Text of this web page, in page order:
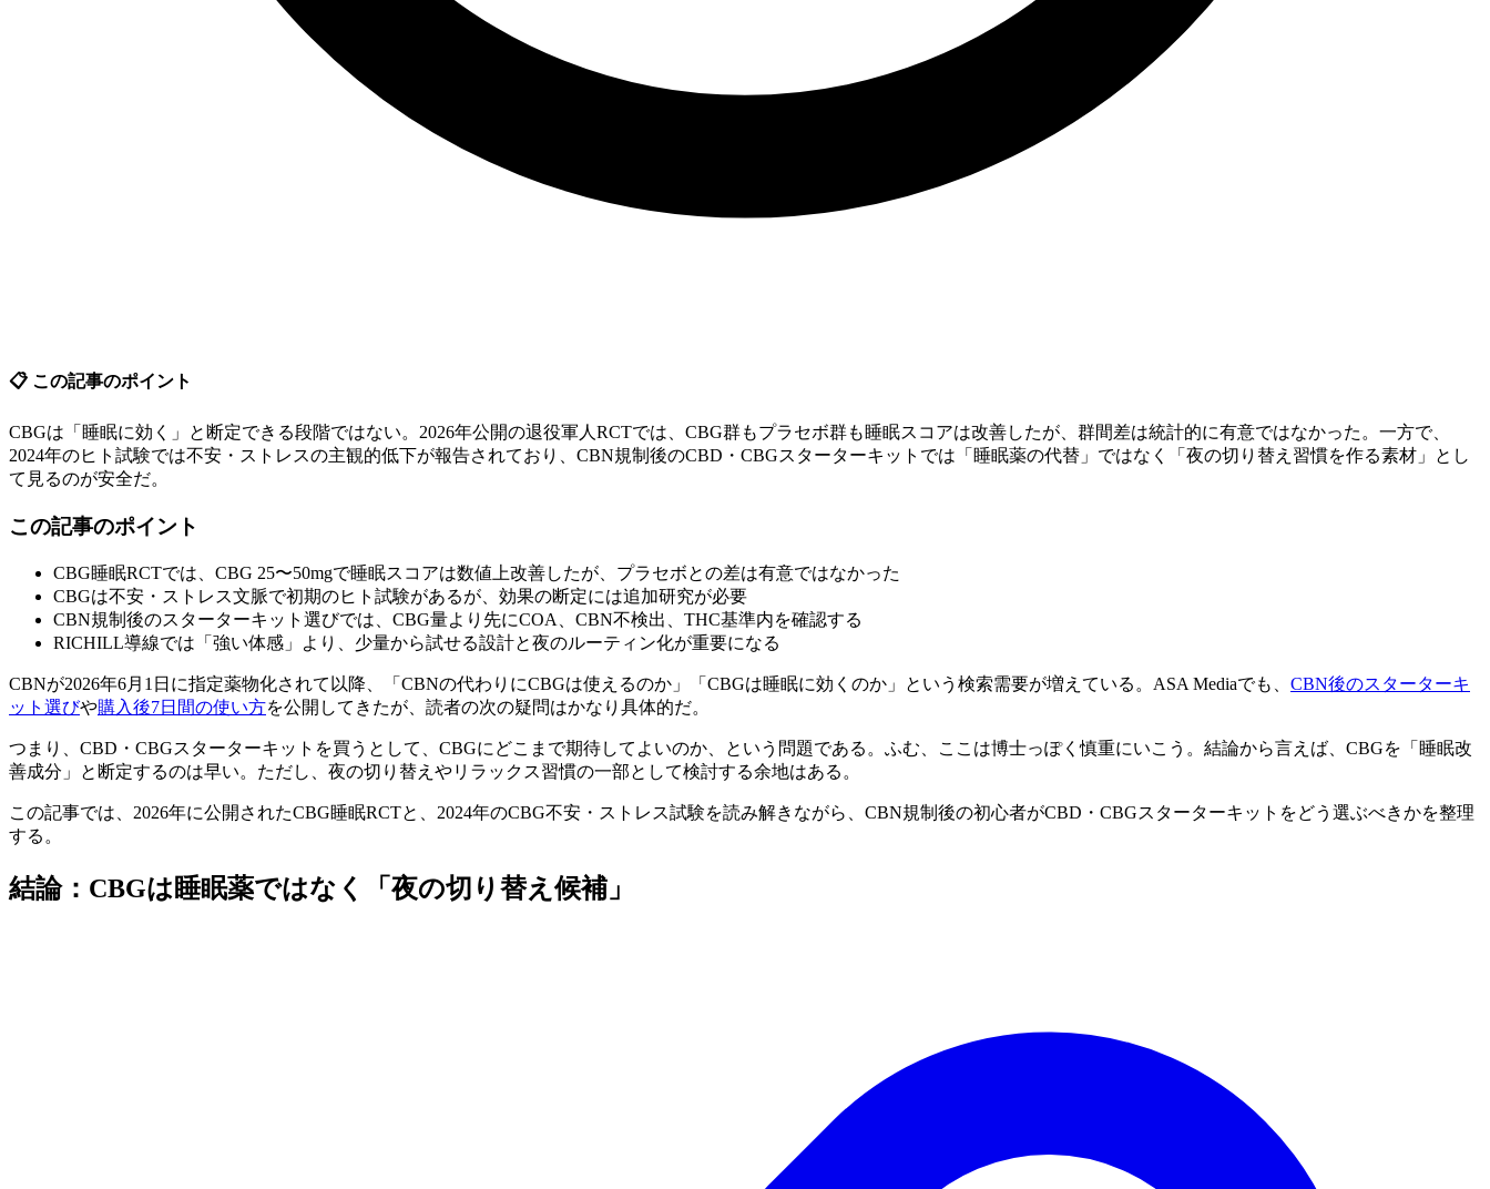
📋 この記事のポイント
CBGは「睡眠に効く」と断定できる段階ではない。2026年公開の退役軍人RCTでは、CBG群もプラセボ群も睡眠スコアは改善したが、群間差は統計的に有意ではなかった。一方で、
2024年のヒト試験では不安・ストレスの主観的低下が報告されており、CBN規制後のCBD・CBGスターターキットでは「睡眠薬の代替」ではなく「夜の切り替え習慣を作る素材」とし
て見るのが安全だ。
この記事のポイント
CBG睡眠RCTでは、CBG 25〜50mgで睡眠スコアは数値上改善したが、プラセボとの差は有意ではなかった
CBGは不安・ストレス文脈で初期のヒト試験があるが、効果の断定には追加研究が必要
CBN規制後のスターターキット選びでは、CBG量より先にCOA、CBN不検出、THC基準内を確認する
RICHILL導線では「強い体感」より、少量から試せる設計と夜のルーティン化が重要になる
CBNが2026年6月1日に指定薬物化されて以降、「CBNの代わりにCBGは使えるのか」「CBGは睡眠に効くのか」という検索需要が増えている。ASA Mediaでも、 CBN後のスターターキ
ット選びや購入後7日間の使い方を公開してきたが、読者の次の疑問はかなり具体的だ。
つまり、CBD・CBGスターターキットを買うとして、CBGにどこまで期待してよいのか、という問題である。ふむ、ここは博士っぽく慎重にいこう。結論から言えば、CBGを「睡眠改
善成分」と断定するのは早い。ただし、夜の切り替えやリラックス習慣の一部として検討する余地はある。
この記事では、2026年に公開されたCBG睡眠RCTと、2024年のCBG不安・ストレス試験を読み解きながら、CBN規制後の初心者がCBD・CBGスターターキットをどう選ぶべきかを整理
する。
結論：CBGは睡眠薬ではなく「夜の切り替え候補」